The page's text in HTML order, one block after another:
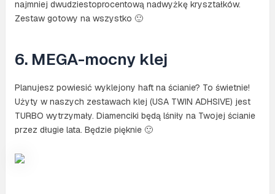
najmniej dwudziestoprocentową nadwyżkę kryształków.
Zestaw gotowy na wszystko 🙂
6. MEGA-mocny klej
Planujesz powiesić wyklejony haft na ścianie? To świetnie!
Użyty w naszych zestawach klej (USA TWIN ADHSIVE) jest
TURBO wytrzymały. Diamenciki będą lśniły na Twojej ścianie
przez długie lata. Będzie pięknie 🙂